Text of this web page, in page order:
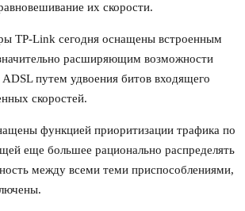
их скорости.
TP-Link сегодня оснащены встроенным
расширяющим возможности
ADSL путем удвоения битов входящего
скоростей.
функцией приоритизации трафика по
еще большее рационально распределять
между всеми теми приспособлениями,